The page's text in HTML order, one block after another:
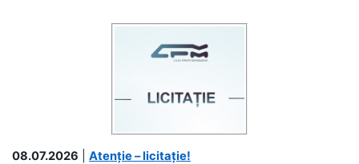
08.07.2026
Atenție – licitație!